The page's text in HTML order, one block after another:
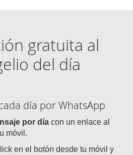
gratuita al
del día
día por WhatsApp
por día con un enlace al
móvil.
en el botón desde tu móvil y